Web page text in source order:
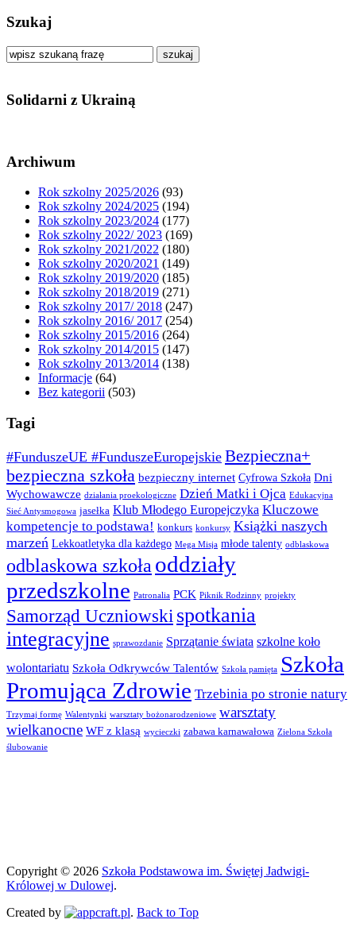
Szukaj
szukaj
Solidarni z Ukrainą
Archiwum
Rok szkolny 2025/2026 (93)
Rok szkolny 2024/2025 (194)
Rok szkolny 2023/2024 (177)
Rok szkolny 2022/ 2023 (169)
Rok szkolny 2021/2022 (180)
Rok szkolny 2020/2021 (149)
Rok szkolny 2019/2020 (185)
Rok szkolny 2018/2019 (271)
Rok szkolny 2017/ 2018 (247)
Rok szkolny 2016/ 2017 (254)
Rok szkolny 2015/2016 (264)
Rok szkolny 2014/2015 (147)
Rok szkolny 2013/2014 (138)
Informacje (64)
Bez kategorii (503)
Tagi
#FunduszeUE #FunduszeEuropejskie Bezpieczna+
bezpieczna szkoła bezpieczny internet Cyfrowa Szkoła Dni
Wychowawcze działania proekologiczne Dzień Matki i Ojca Edukacyjna
Sieć Antysmogowa jasełka Klub Młodego Europejczyka Kluczowe
kompetencje to podstawa! konkurs konkursy Książki naszych
marzeń Lekkoatletyka dla każdego Mega Misja młode talenty odblaskowa
odblaskowa szkoła oddziały
przedszkolne Patronalia PCK Piknik Rodzinny projekty
Samorząd Uczniowski spotkania
integracyjne sprawozdanie Sprzątanie świata szkolne koło
wolontariatu Szkoła Odkrywców Talentów Szkoła pamięta Szkoła
Promująca Zdrowie Trzebinia po stronie natury
Trzymaj formę Walentynki warsztaty bożonarodzeniowe warsztaty
wielkanocne WF z klasą wycieczki zabawa karnawałowa Zielona Szkoła
ślubowanie
Copyright © 2026 Szkoła Podstawowa im. Świętej Jadwigi-
Królowej w Dulowej.
Created by
. Back to Top